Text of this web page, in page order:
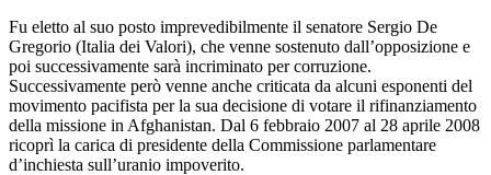
Fu eletto al suo posto imprevedibilmente il senatore Sergio De
Gregorio (Italia dei Valori), che venne sostenuto dall’opposizione e
poi successivamente sarà incriminato per corruzione.
Successivamente però venne anche criticata da alcuni esponenti del
movimento pacifista per la sua decisione di votare il rifinanziamento
della missione in Afghanistan. Dal 6 febbraio 2007 al 28 aprile 2008
ricoprì la carica di presidente della Commissione parlamentare
d’inchiesta sull’uranio impoverito.